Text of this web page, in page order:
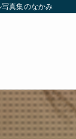
真集のなかみ